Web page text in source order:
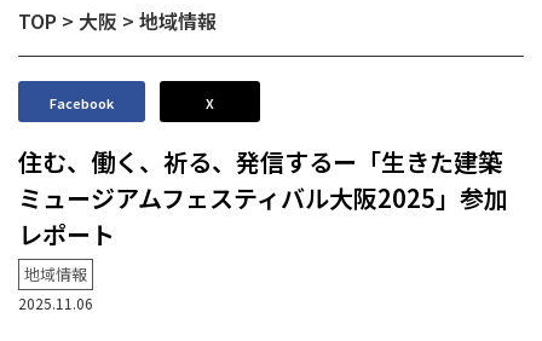
i
TOP > 大阪 > 地域情報
Facebook X
住む、働く、祈る、発信するー「生きた建築
ミュージアムフェスティバル大阪2025」参加
レポート
地域情報
2025.11.06